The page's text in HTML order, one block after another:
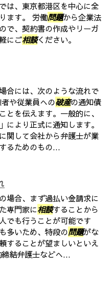
は、東京都港区を中心に全
ます。 労働問題から企業法
で、契約書の作成やリーガ
にご相談ください。
合には、次のような流れで
や従業員への破産の通知債
とを伝えます。一般的に、
により正式に通知します。
関して会社から弁護士が業
るためのもの...
場合、まず過払い金請求に
専門家に相談することから
でも行うことが可能です
多いため、特段の問題がな
することが望ましいといえ
結弁護士などへ...